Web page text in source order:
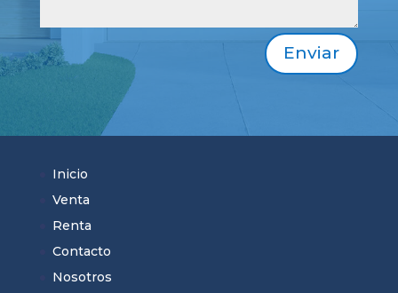
Enviar
Inicio
Venta
Renta
Contacto
Nosotros